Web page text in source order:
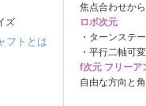
ズ
フトとは
焦点合わせか
ロボ次元
・ターンステ
・平行二軸可
f次元 フリーア
自由な方向と